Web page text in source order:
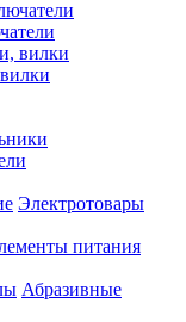
Электротовары
питания
Абразивные